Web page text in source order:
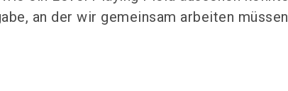
an der wir gemeinsam arbeiten